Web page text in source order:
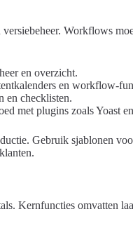
Workflows
en overzicht.
en workflow-
en checklisten.
met plugins zoals Yoast
Gebruik sjablonen
Kernfuncties omvatten